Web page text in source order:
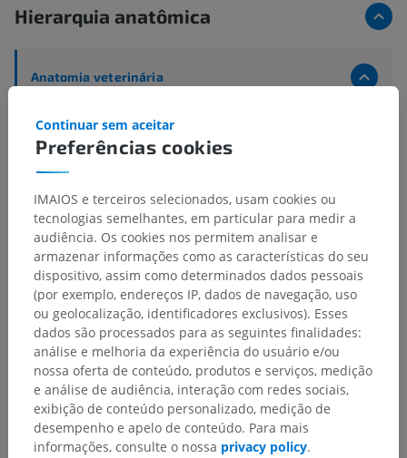
Hierarquia anatômica
Anatomia veterinária
Tendão comum do músculo esplênio da cabeça,
músculo omotransverso e músculo longuíssimo do
atlas
Estruturas subjacentes:
Tendão comum do músculo esplênio da cabeça,
músculo omotransverso e músculo longuíssimo do
atlas – Inserções musculares
Traduções
Encontrou um erro?
Preferências cookies
Continuar sem aceitar
IMAIOS e terceiros selecionados, usam cookies ou
tecnologias semelhantes, em particular para medir a
audiência. Os cookies nos permitem analisar e
armazenar informações como as características do seu
dispositivo, assim como determinados dados pessoais
(por exemplo, endereços IP, dados de navegação, uso
ou geolocalização, identificadores exclusivos). Esses
dados são processados para as seguintes finalidades:
análise e melhoria da experiência do usuário e/ou
nossa oferta de conteúdo, produtos e serviços, medição
e análise de audiência, interação com redes sociais,
exibição de conteúdo personalizado, medição de
desempenho e apelo de conteúdo. Para mais
informações, consulte o nossa privacy policy.